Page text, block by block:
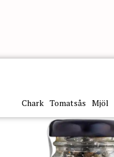
Chark Tomatsås Mjöl